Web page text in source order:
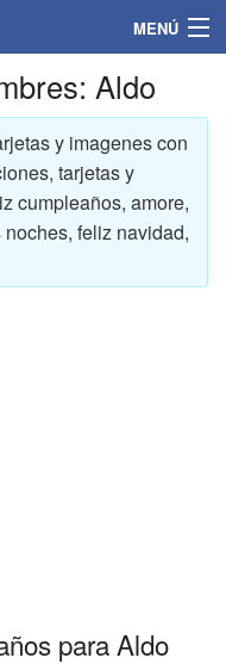
MENÚ
Aldo
y imagenes con
tarjetas y
cumpleaños, amore,
feliz navidad,
para Aldo